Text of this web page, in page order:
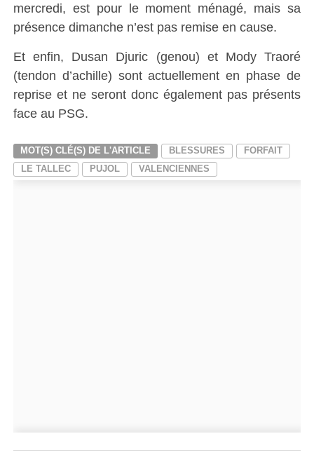
mercredi, est pour le moment ménagé, mais sa
présence dimanche n’est pas remise en cause.
Et enfin, Dusan Djuric (genou) et Mody Traoré
(tendon d’achille) sont actuellement en phase de
reprise et ne seront donc également pas présents
face au PSG.
MOT(S) CLÉ(S) DE L'ARTICLE BLESSURES
FORFAIT
LE TALLEC
PUJOL VALENCIENNES